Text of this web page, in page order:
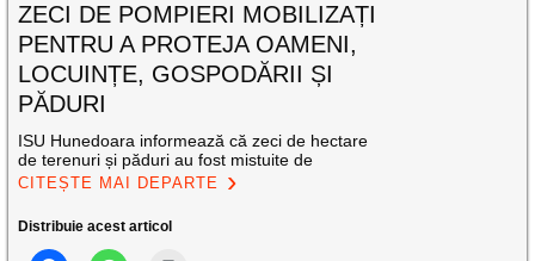
ZECI DE POMPIERI MOBILIZAȚI
PENTRU A PROTEJA OAMENI,
LOCUINȚE, GOSPODĂRII ȘI
PĂDURI
ISU Hunedoara informează că zeci de hectare
de terenuri și păduri au fost mistuite de
CITEȘTE MAI DEPARTE
Distribuie acest articol